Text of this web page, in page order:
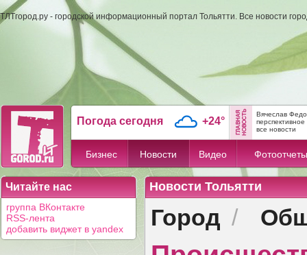
ТЛТгород.ру - городской информационный портал Тольятти. Все новости
Погода сегодня +24°
Вячеслав
все новости
Бизнес Новости Видео Фотоотчеты
Читайте нас
группа ВКонтакте
RSS-лента
добавить виджет в yandex
Новости Тольятти
Город /